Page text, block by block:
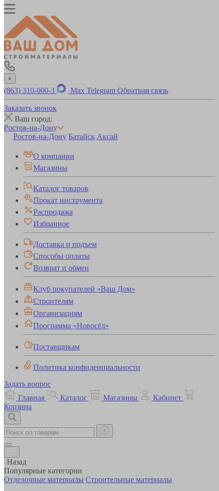
×
(863) 310-000-3 Max Telegram Обратная связь
Заказать звонок
Ваш город:
Ростов-на-Дону
Ростов-на-Дону Батайск Аксай
О компании
Магазины
Каталог товаров
Прокат инструмента
Распродажа
Избранное
Доставка и подъем
Способы оплаты
Возврат и обмен
Клуб покупателей «Ваш Дом»
Строителям
Организациям
Программа «Новосёл»
Поставщикам
Политика конфиденциальности
Задать вопрос
Главная
Каталог Магазины
Кабинет
Корзина
Назад
Популярные категории
Отделочные материалы Строительные материалы